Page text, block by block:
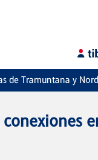
de Tramuntana y Nord